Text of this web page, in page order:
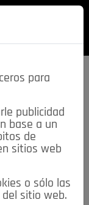
para
publicidad
base a un
de
sitios web
o sólo las
sitio web.